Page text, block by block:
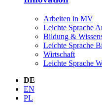
Arbeiten in MV
Leichte Sprache
Bildung &
Leichte Sprache
Wirtschaft
Leichte Sprache
DE
EN
PL